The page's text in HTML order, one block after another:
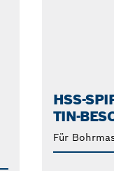
HSS-
TIN-
Für